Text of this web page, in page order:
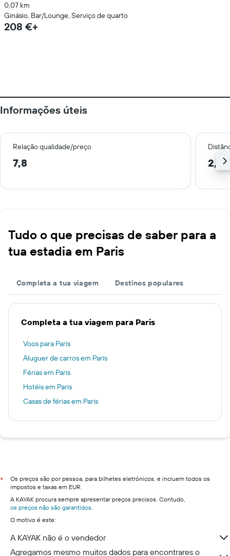
0,07 km
Ginásio, Bar/Lounge, Serviço de quarto
208 €+
Informações úteis
Relação qualidade/preço
7,8 2,5
Tudo o que precisas de saber para a
tua estadia em Paris
Completa a tua viagem Destinos populares
Completa a tua viagem para Paris
Voos para Paris
Aluguer de carros em Paris
Férias em Paris
Hotéis em Paris
Casas de férias em Paris
*
Os preços são por pessoa, para bilhetes eletrónicos, e incluem todos os
impostos e taxas em EUR.
A KAYAK procura sempre apresentar preços precisos. Contudo,
os preços não são garantidos.
O motivo é este:
A KAYAK não é o vendedor
Agregamos mesmo muitos dados para encontrares o